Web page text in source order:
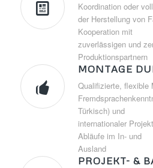
Koordination oder
der Herstellung von
Kooperation mit
zuverlässigen und
Produktionspartnern
MONTAGE
Qualifizierte, flexible
Türkisch) und
internationaler
Abläufe im In- und
Ausland
PROJEKT- &